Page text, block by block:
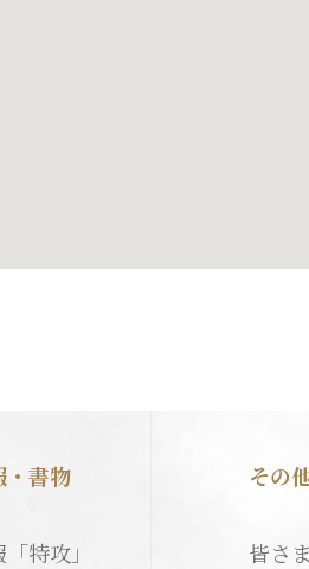
・書物
特攻」
その
皆さ